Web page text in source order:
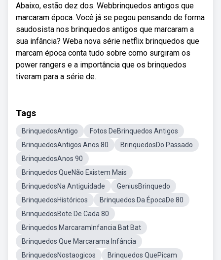
Abaixo, estão dez dos. Webbrinquedos antigos que
marcaram época. Você já se pegou pensando de forma
saudosista nos brinquedos antigos que marcaram a
sua infância? Weba nova série netflix brinquedos que
marcam época conta tudo sobre como surgiram os
power rangers e a importância que os brinquedos
tiveram para a série de.
Tags
BrinquedosAntigo
Fotos DeBrinquedos Antigos
BrinquedosAntigos Anos 80
BrinquedosDo Passado
BrinquedosAnos 90
Brinquedos QueNão Existem Mais
BrinquedosNa Antiguidade
GeniusBrinquedo
BrinquedosHistóricos
Brinquedos Da ÉpocaDe 80
BrinquedosBote De Cada 80
Brinquedos MarcaramInfancia Bat Bat
Brinquedos Que Marcarama Infância
BrinquedosNostaogicos
Brinquedos QuePicam